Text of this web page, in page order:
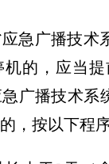
急广播技术
的，应当
广播技术系
，按以下程